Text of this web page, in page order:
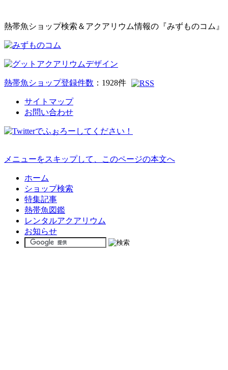
熱帯魚ショップ検索＆アクアリウム情報の『みずものコム』
熱帯魚ショップ登録件数 ： 1928件
サイトマップ
お問い合わせ
メニューをスキップして、このページの本文へ
ホーム
ショップ検索
特集記事
熱帯魚図鑑
レンタルアクアリウム
お知らせ